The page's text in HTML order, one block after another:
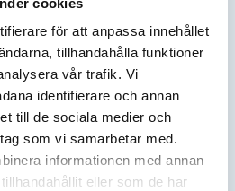
för att anpassa innehållet
tillhandahålla funktioner
vår trafik. Vi
identifierare och annan
till de sociala medier och
som vi samarbetar med.
informationen med annan
eller som de har